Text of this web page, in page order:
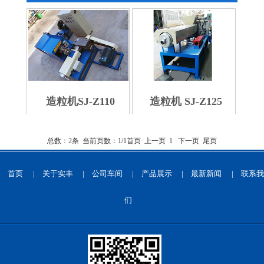
造粒机SJ-Z110 造粒机 SJ-Z125
总数：2条 当前页数： 1/1首页上一页 1 下一页 尾页
首页 | 关于实丰 | 公司车间 | 产品展示 | 最新新闻 | 联系我
们